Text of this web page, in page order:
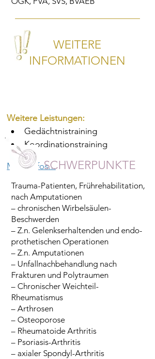
WEITERE
INFORMATIONEN
Weitere Leistungen:
Gedächtnis­training
Koordinations­training
Mehr Infos...SCHWERPUNKTE
Trauma-Patienten, Frührehabilitation,
nach Amputationen
– chronischen Wirbel­säulen-
Beschwerden
– Z.n. Gelenks­erhalten­den und endo­
prothe­tischen Operationen
– Z.n. Amputationen
– Unfall­nach­be­hand­lung nach
Frakturen und Poly­traumen
– Chronischer Weichteil-
Rheumatismus
– Arthrosen
– Osteoporose
– Rheumatoide Arthritis
– Psoriasis-Arthritis
– axialer Spondyl-Arthritis